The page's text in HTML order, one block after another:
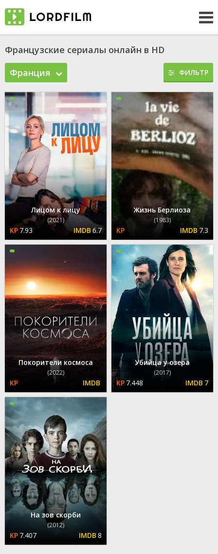
Французские сериалы онлайн в HD
Франция
ФИЛЬТР
Лицом к лицу
(2021)
7.93 6.7
Жизнь Берлиоза
(1983)
7.3
Покорители космоса
(2022)
Убийца у озера
(2017)
7.448 7
На зов скорби
(2012)
7.407 8